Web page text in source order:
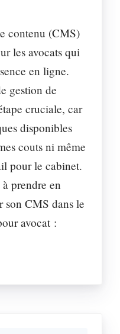
contenu (CMS)
les avocats qui
en ligne.
gestion de
cruciale, car
disponibles
couts ni même
pour le cabinet.
prendre en
son CMS dans le
avocat :